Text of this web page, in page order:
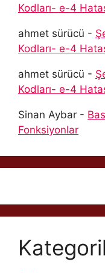
Kodları- e-4
ahmet sürücü -
Kodları- e-4
ahmet sürücü -
Kodları- e-4
Sinan Aybar -
Fonksiyonlar